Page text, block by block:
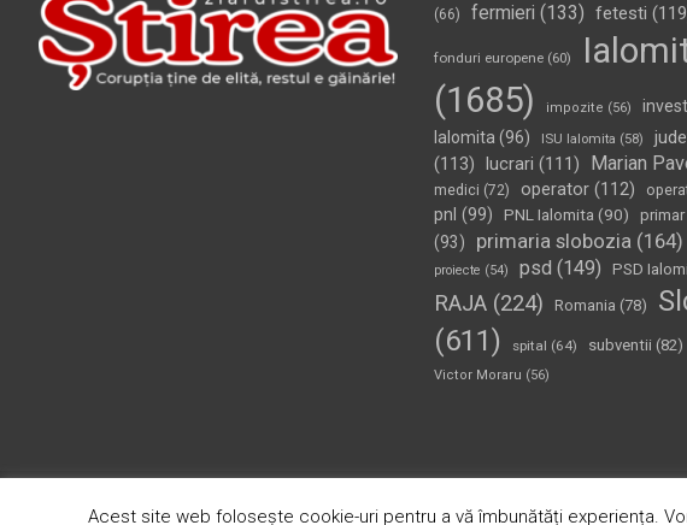
(66)
fermieri (133) fetesti
fonduri europene(60)
(1685)
impozite (56)
Ialomita (96) ISU Ialomita (58)
(113) lucrari (111) Marian
medici (72) operator(112)
pnl (99) PNL Ialomita (90) primar
(93)
primaria slobozia(164)
proiecte (54) psd (149) PSD
RAJA(224) Romania (78)
(611)
spital (64) subventii (82)
Victor Moraru (56)
Copyright © 2026Ziarul Știrea Theme by:Theme Horse Proudly Powered by:
Acest site web folosește cookie-uri pentru a vă îmbunătăți experiența.